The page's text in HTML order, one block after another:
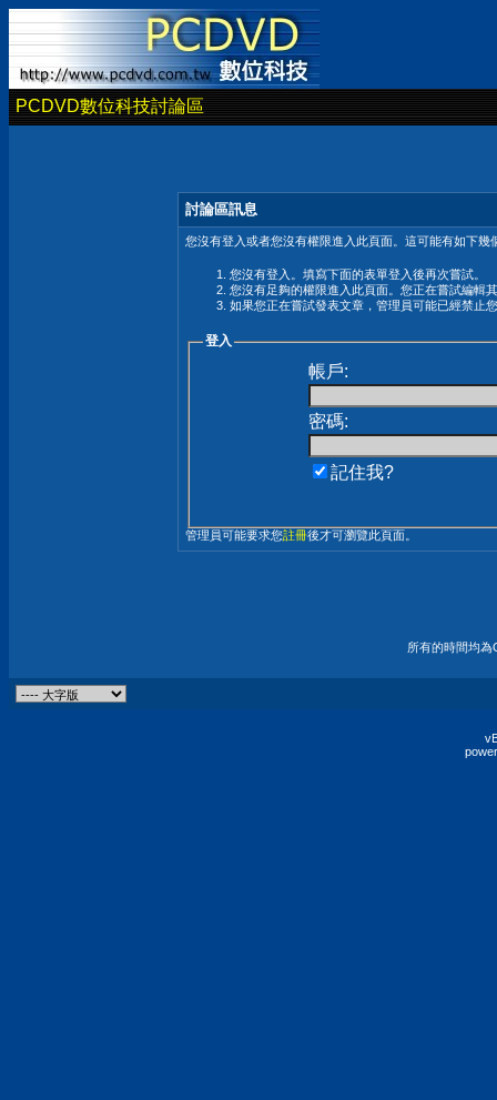
PCDVD數位科技討論區
討論區訊息
您沒有登入或者您沒有權限進入此頁面。這可能有如下幾
您沒有登入。填寫下面的表單登入後再次嘗試。
您沒有足夠的權限進入此頁面。您正在嘗試編輯
如果您正在嘗試發表文章，管理員可能已經禁止
登入
帳戶:
密碼:
記住我?
管理員可能要求您註冊後才可瀏覽此頁面。
所有的時間均為